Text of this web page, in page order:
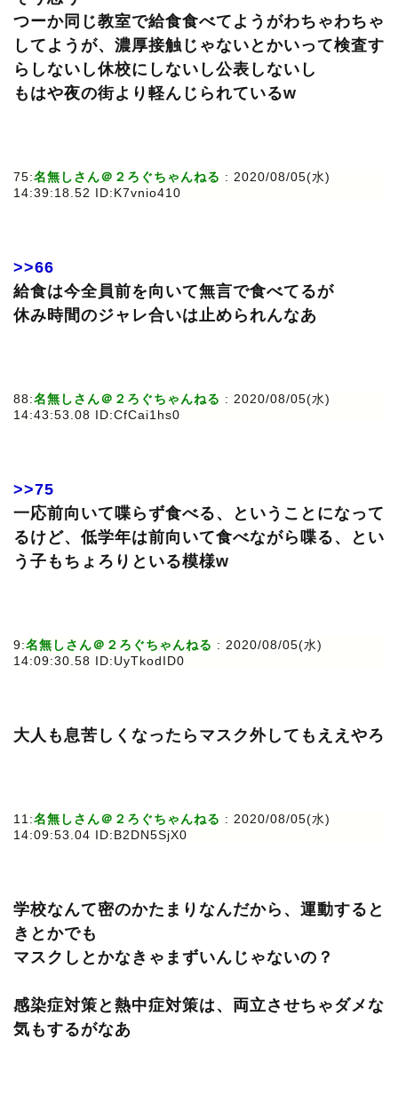
つーか同じ教室で給食食べてようがわちゃわちゃ
してようが、濃厚接触じゃないとかいって検査す
らしないし休校にしないし公表しないし
もはや夜の街より軽んじられているw
75:名無しさん＠２ろぐちゃんねる : 2020/08/05(水)
14:39:18.52 ID:K7vnio410
>>66
給食は今全員前を向いて無言で食べてるが
休み時間のジャレ合いは止められんなあ
88:名無しさん＠２ろぐちゃんねる : 2020/08/05(水)
14:43:53.08 ID:CfCai1hs0
>>75
一応前向いて喋らず食べる、ということになって
るけど、低学年は前向いて食べながら喋る、とい
う子もちょろりといる模様w
9:名無しさん＠２ろぐちゃんねる : 2020/08/05(水)
14:09:30.58 ID:UyTkodID0
大人も息苦しくなったらマスク外してもええやろ
11:名無しさん＠２ろぐちゃんねる : 2020/08/05(水)
14:09:53.04 ID:B2DN5SjX0
学校なんて密のかたまりなんだから、運動すると
きとかでも
マスクしとかなきゃまずいんじゃないの？
感染症対策と熱中症対策は、両立させちゃダメな
気もするがなあ